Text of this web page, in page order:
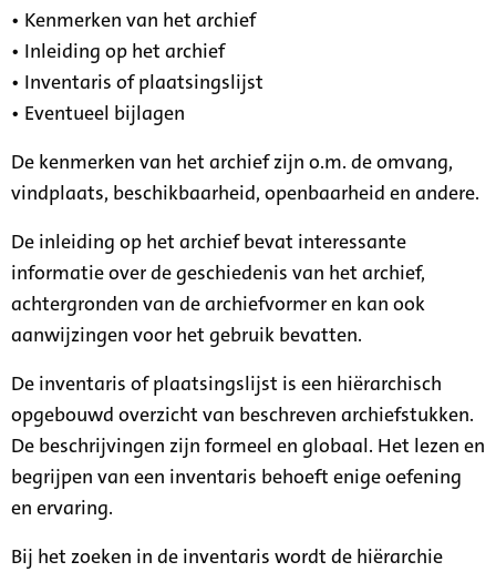
• Kenmerken van het archief
• Inleiding op het archief
• Inventaris of plaatsingslijst
• Eventueel bijlagen
De kenmerken van het archief zijn o.m. de omvang,
vindplaats, beschikbaarheid, openbaarheid en andere.
De inleiding op het archief bevat interessante
informatie over de geschiedenis van het archief,
achtergronden van de archiefvormer en kan ook
aanwijzingen voor het gebruik bevatten.
De inventaris of plaatsingslijst is een hiërarchisch
opgebouwd overzicht van beschreven archiefstukken.
De beschrijvingen zijn formeel en globaal. Het lezen en
begrijpen van een inventaris behoeft enige oefening
en ervaring.
Bij het zoeken in de inventaris wordt de hiërarchie